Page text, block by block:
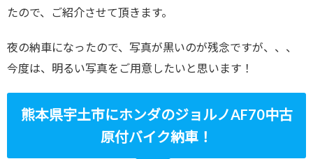
たので、ご紹介させて頂きます。
夜の納車になったので、写真が黒いのが残念ですが、、、
今度は、明るい写真をご用意したいと思います！
熊本県宇土市にホンダのジョルノAF70中古
原付バイク納車！